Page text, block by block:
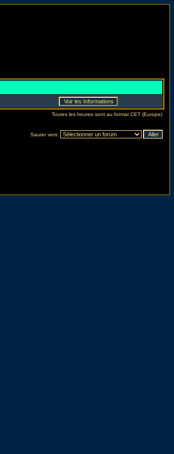
Toutes les heures sont au format CET (Europe)
Sauter vers: